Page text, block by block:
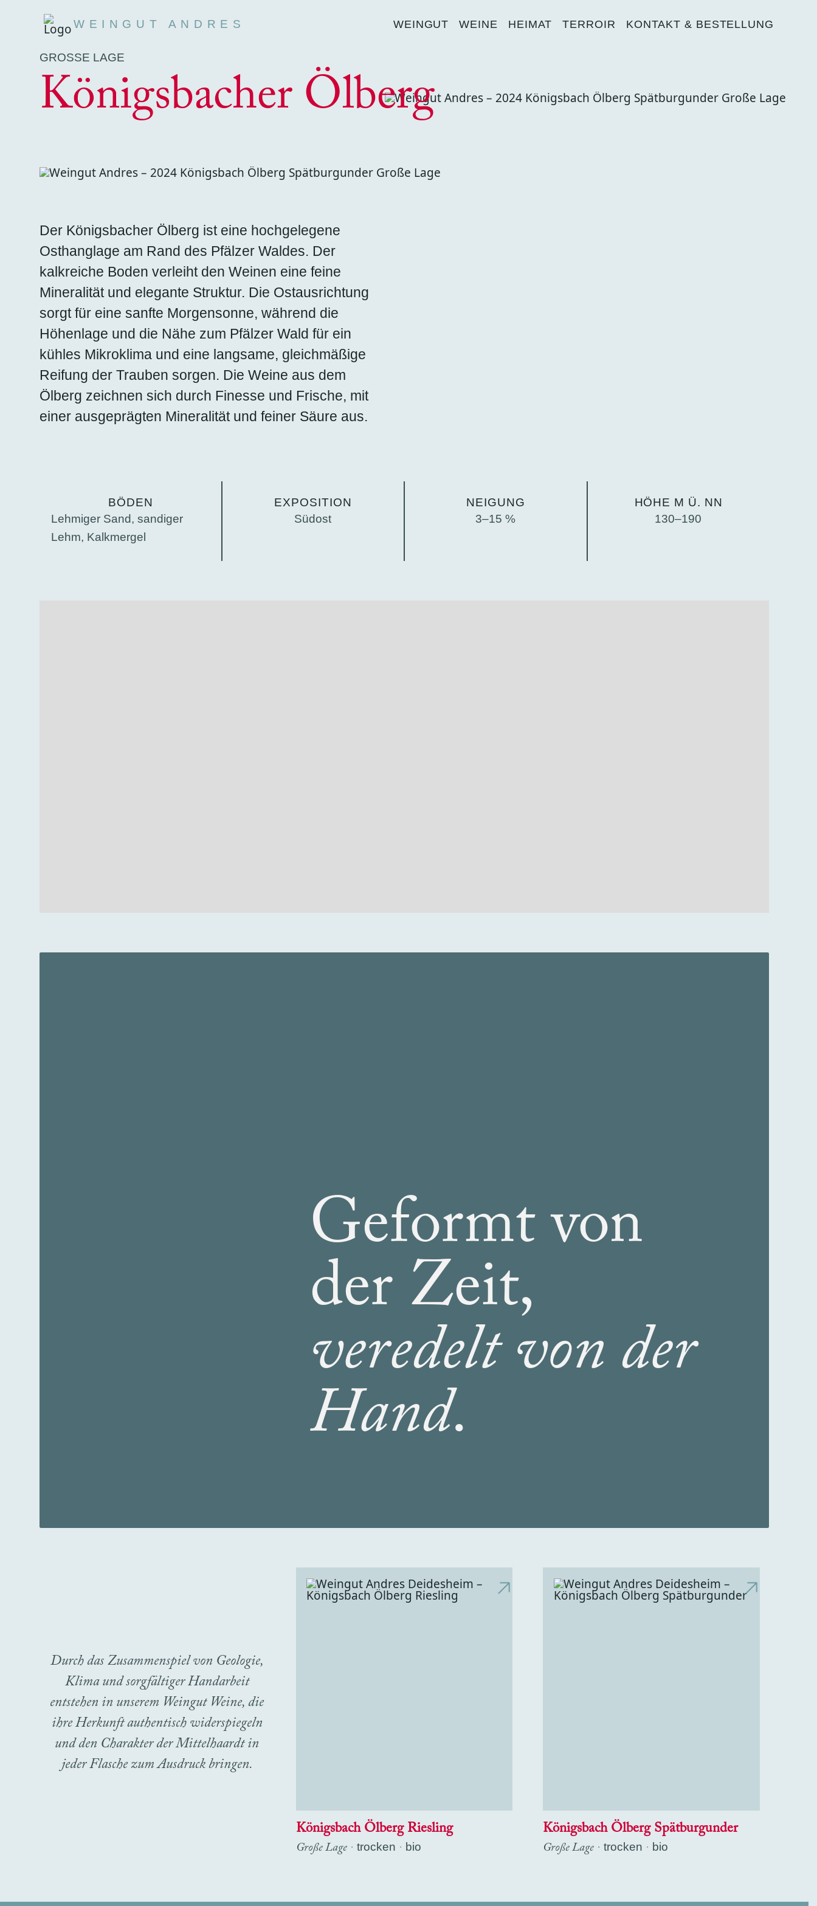
WEINGUT ANDRES WEINGUT WEINE HEIMAT TERROIR KONTAKT & BESTELLUNG
GROSSE LAGE
Königsbacher Ölberg
Der Königsbacher Ölberg ist eine hochgelegene
Osthanglage am Rand des Pfälzer Waldes. Der
kalkreiche Boden verleiht den Weinen eine feine
Mineralität und elegante Struktur. Die Ostausrichtung
sorgt für eine sanfte Morgensonne, während die
Höhenlage und die Nähe zum Pfälzer Wald für ein
kühles Mikroklima und eine langsame, gleichmäßige
Reifung der Trauben sorgen. Die Weine aus dem
Ölberg zeichnen sich durch Finesse und Frische, mit
einer ausgeprägten Mineralität und feiner Säure aus.
BÖDEN
Lehmiger Sand, sandiger
Lehm, Kalkmergel
EXPOSITION
Südost
NEIGUNG
3–15 %
HÖHE M Ü. NN
130–190
Geformt von
der Zeit,
veredelt von der
Hand.
Durch das Zusammenspiel von Geologie,
Klima und sorgfältiger Handarbeit
entstehen in unserem Weingut Weine, die
ihre Herkunft authentisch widerspiegeln
und den Charakter der Mittelhaardt in
jeder Flasche zum Ausdruck bringen.
Königsbach Ölberg Riesling
Große Lage · trocken bio
Königsbach Ölberg Spätburgunder
Große Lage · trocken bio